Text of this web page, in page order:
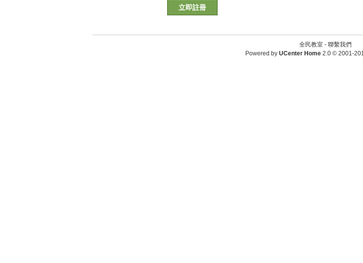
立即註冊
全民教室 - 聯繫我們
Powered by UCenter Home 2.0© 2001-